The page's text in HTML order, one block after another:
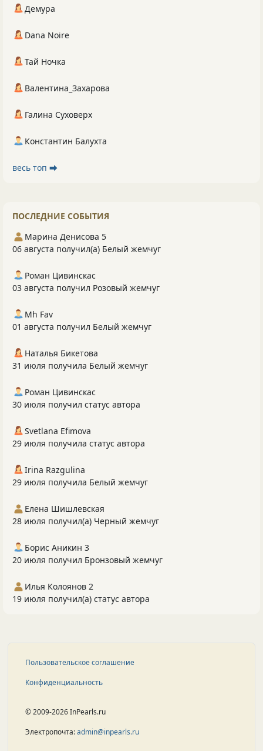
Демура
Dana Noire
Тай Ночка
Валентина_Захарова
Галина Суховерх
Константин Балухта
весь топ ⮕
ПОСЛЕДНИЕ СОБЫТИЯ
Марина Денисова 5
06 августа получил(а) Белый жемчуг
Роман Цивинскас
03 августа получил Розовый жемчуг
Mh Fav
01 августа получил Белый жемчуг
Наталья Бикетова
31 июля получила Белый жемчуг
Роман Цивинскас
30 июля получил статус автора
Svetlana Efimova
29 июля получила статус автора
Irina Razgulina
29 июля получила Белый жемчуг
Елена Шишлевская
28 июля получил(а) Черный жемчуг
Борис Аникин 3
20 июля получил Бронзовый жемчуг
Илья Колоянов 2
19 июля получил(а) статус автора
Пользовательское соглашение
Конфиденциальность
© 2009-2026 InPearls.ru
Электропочта:admin@inpearls.ru